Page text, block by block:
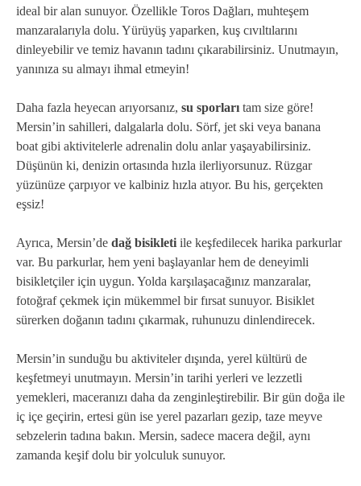
ideal bir alan sunuyor. Özellikle Toros Dağları, muhteşem
manzaralarıyla dolu. Yürüyüş yaparken, kuş cıvıltılarını
dinleyebilir ve temiz havanın tadını çıkarabilirsiniz. Unutmayın,
yanınıza su almayı ihmal etmeyin!
Daha fazla heyecan arıyorsanız, su sporları tam size göre!
Mersin’in sahilleri, dalgalarla dolu. Sörf, jet ski veya banana
boat gibi aktivitelerle adrenalin dolu anlar yaşayabilirsiniz.
Düşünün ki, denizin ortasında hızla ilerliyorsunuz. Rüzgar
yüzünüze çarpıyor ve kalbiniz hızla atıyor. Bu his, gerçekten
eşsiz!
Ayrıca, Mersin’de dağ bisikleti ile keşfedilecek harika parkurlar
var. Bu parkurlar, hem yeni başlayanlar hem de deneyimli
bisikletçiler için uygun. Yolda karşılaşacağınız manzaralar,
fotoğraf çekmek için mükemmel bir fırsat sunuyor. Bisiklet
sürerken doğanın tadını çıkarmak, ruhunuzu dinlendirecek.
Mersin’in sunduğu bu aktiviteler dışında, yerel kültürü de
keşfetmeyi unutmayın. Mersin’in tarihi yerleri ve lezzetli
yemekleri, maceranızı daha da zenginleştirebilir. Bir gün doğa ile
iç içe geçirin, ertesi gün ise yerel pazarları gezip, taze meyve
sebzelerin tadına bakın. Mersin, sadece macera değil, aynı
zamanda keşif dolu bir yolculuk sunuyor.